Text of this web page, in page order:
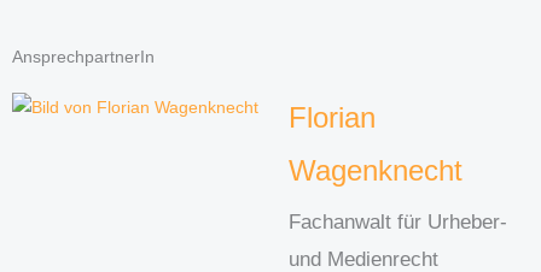
AnsprechpartnerIn
Florian
Wagenknecht
Fachanwalt für Urheber-
und Medienrecht